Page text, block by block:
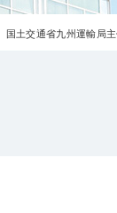
国土交通省九州運輸局